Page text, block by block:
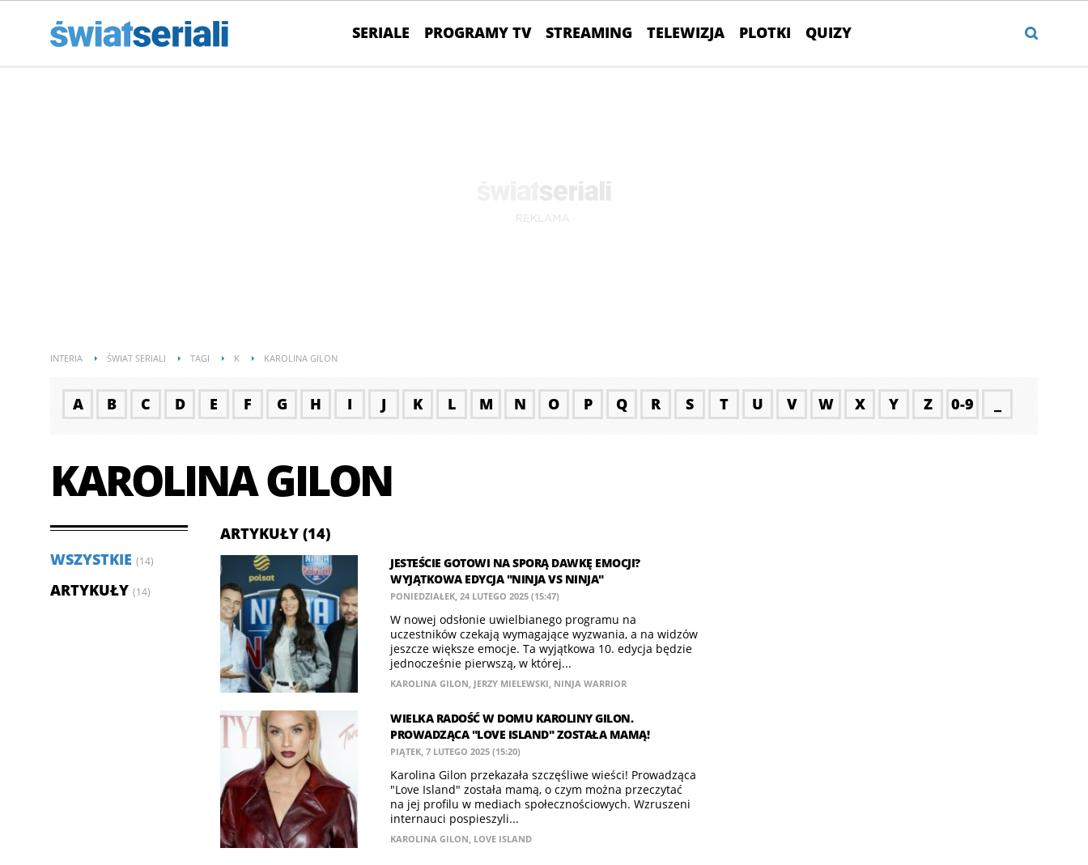
SERIALE PROGRAMY TV STREAMING TELEWIZJA PLOTKI QUIZY
INTERIA ŚWIAT SERIALI TAGI K KAROLINA GILON
A B C D E F G H I J K L M N O P Q R S T U V W X Y Z 0-9
KAROLINA GILON
WSZYSTKIE (14)
ARTYKUŁY (14)
ARTYKUŁY (14)
JESTEŚCIE GOTOWI NA SPORĄ DAWKĘ EMOCJI?
WYJĄTKOWA EDYCJA "NINJA VS NINJA"
PONIEDZIAŁEK, 24 LUTEGO 2025 (15:47)
W nowej odsłonie uwielbianego programu na
uczestników czekają wymagające wyzwania, a na widzów
jeszcze większe emocje. Ta wyjątkowa 10. edycja będzie
jednocześnie pierwszą, w której...
KAROLINA GILON, JERZY MIELEWSKI, NINJA WARRIOR
WIELKA RADOŚĆ W DOMU KAROLINY GILON.
PROWADZĄCA "LOVE ISLAND" ZOSTAŁA MAMĄ!
PIĄTEK, 7 LUTEGO 2025 (15:20)
Karolina Gilon przekazała szczęśliwe wieści! Prowadząca
"Love Island" została mamą, o czym można przeczytać
na jej profilu w mediach społecznościowych. Wzruszeni
internauci pospieszyli...
KAROLINA GILON, LOVE ISLAND